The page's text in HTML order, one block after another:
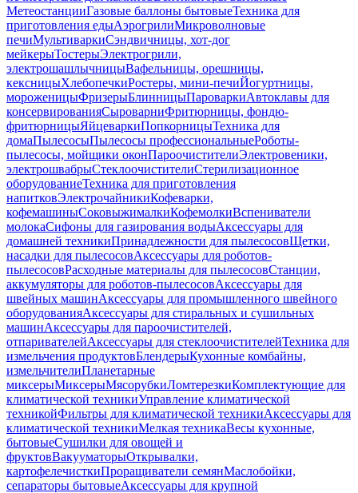
МетеостанцииГазовые баллоны бытовыеТехника для
приготовления едыАэрогрилиМикроволновые
печиМультиваркиСэндвичницы, хот-дог
мейкерыТостерыЭлектрогрили,
электрошашлычницыВафельницы, орешницы,
кексницыХлебопечкиРостеры, мини-печиЙогуртницы,
мороженицыФризерыБлинницыПароваркиАвтоклавы для
консервированияСыроварниФритюрницы, фондю-
фритюрницыЯйцеваркиПопкорницыТехника для
домаПылесосыПылесосы профессиональныеРоботы-
пылесосы, мойщики оконПароочистителиЭлектровеники,
электрошвабрыСтеклоочистителиСтерилизационное
оборудованиеТехника для приготовления
напитковЭлектрочайникиКофеварки,
кофемашиныСоковыжималкиКофемолкиВспениватели
молокаСифоны для газирования водыАксессуары для
домашней техникиПринадлежности для пылесосовЩетки,
насадки для пылесосовАксессуары для роботов-
пылесосовРасходные материалы для пылесосовСтанции,
аккумуляторы для роботов-пылесосовАксессуары для
швейных машинАксессуары для промышленного швейного
оборудованияАксессуары для стиральных и сушильных
машинАксессуары для пароочистителей,
отпаривателейАксессуары для стеклоочистителейТехника для
измельчения продуктовБлендерыКухонные комбайны,
измельчителиПланетарные
миксерыМиксерыМясорубкиЛомтерезкиКомплектующие для
климатической техникиУправление климатической
техникойФильтры для климатической техникиАксессуары для
климатической техникиМелкая техникаВесы кухонные,
бытовыеСушилки для овощей и
фруктовВакууматорыОткрывалки,
картофелечисткиПроращиватели семянМаслобойки,
сепараторы бытовыеАксессуары для крупной